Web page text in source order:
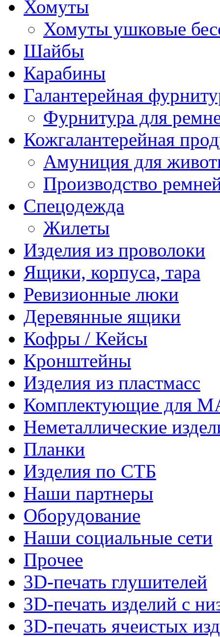
Хомуты
Хомуты ушковые
Шайбы
Карабины
Галантерейная
Фурнитура для
Кожгалантерейная
Амуниция для
Производство
Спецодежда
Жилеты
Изделия из проволоки
Ящики, корпуса, тара
Ревизионные люки
Деревянные ящики
Кофры / Кейсы
Кронштейны
Изделия из пластмасс
Комплектующие для
Неметаллические
Планки
Изделия по СТБ
Наши партнеры
Оборудование
Наши социальные сети
Прочее
3D-печать глушителей
3D-печать изделий с
3D-печать ячеистых